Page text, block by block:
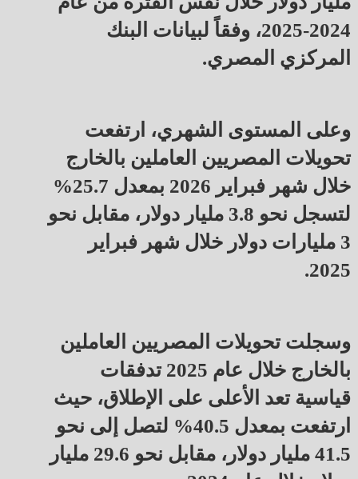
2024-2025، وفقاً لبيانات البنك
المركزي المصري.
وعلى المستوى الشهري، ارتفعت
تحويلات المصريين العاملين بالخارج
خلال شهر فبراير 2026 بمعدل 25.7%
لتسجل نحو 3.8 مليار دولار، مقابل نحو
3 مليارات دولار خلال شهر فبراير
2025.
وسجلت تحويلات المصريين العاملين
بالخارج خلال عام 2025 تدفقات
قياسية تعد الأعلى على الإطلاق، حيث
ارتفعت بمعدل 40.5% لتصل إلى نحو
41.5 مليار دولار، مقابل نحو 29.6 مليار